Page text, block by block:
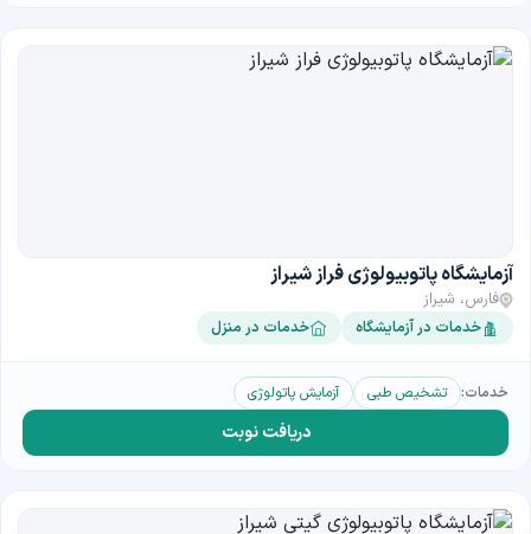
آزمایشگاه پاتوبیولوژی فراز شیراز
فارس، شیراز
خدمات در آزمایشگاه خدمات در منزل
خدمات: تشخیص طبی آزمایش پاتولوژی
دریافت نوبت